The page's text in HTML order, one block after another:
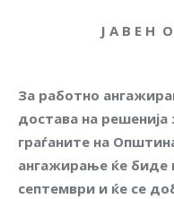
Ј А В Е Н
За работно
достава на
граѓаните на
ангажирање ќе биде
септември и ќе се